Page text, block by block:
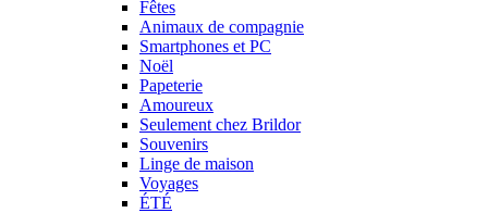
Fêtes
Animaux de compagnie
Smartphones et PC
Noël
Papeterie
Amoureux
Seulement chez Brildor
Souvenirs
Linge de maison
Voyages
ÉTÉ